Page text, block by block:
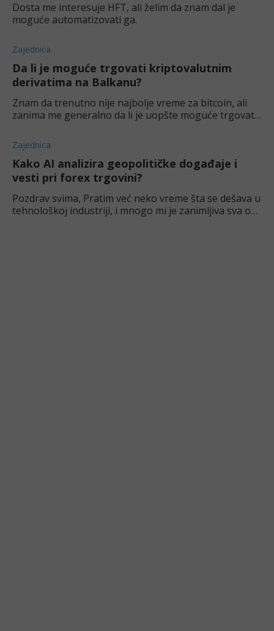
Dosta me interesuje HFT, ali želim da znam dal je
moguće automatizovati ga.
Zajednica
Da li je moguće trgovati kriptovalutnim
derivatima na Balkanu?
Znam da trenutno nije najbolje vreme za bitcoin, ali
zanima me generalno da li je uopšte moguće trgovati
da jeste pošto znam par lju
Zajednica
Kako AI analizira geopolitičke događaje i
vesti pri forex trgovini?
Pozdrav svima, Pratim već neko vreme šta se dešava u
tehnološkoj industriji, i mnogo mi je zanimljiva sva ova